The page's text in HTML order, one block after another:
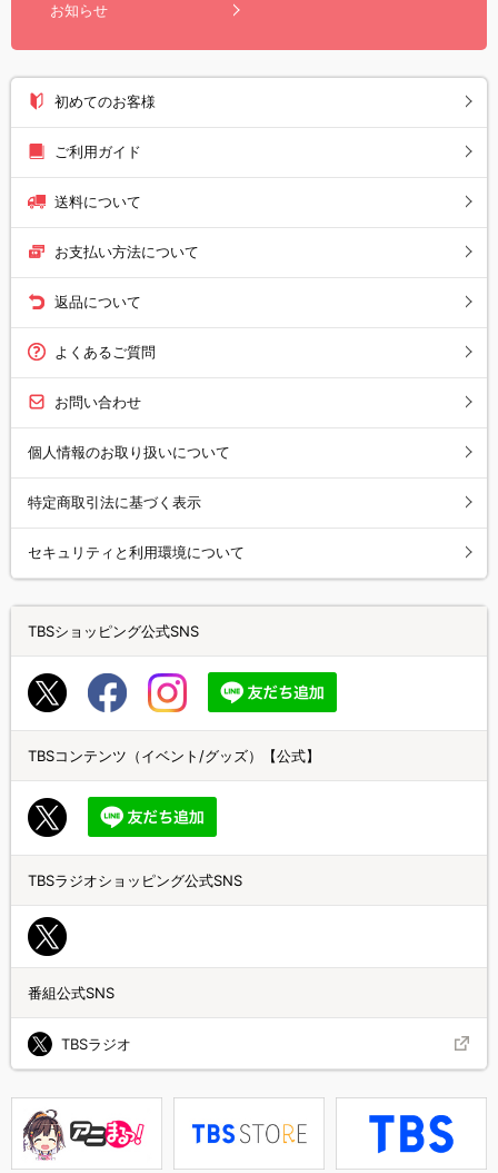
お知らせ
初めてのお客様
ご利用ガイド
送料について
お支払い方法について
返品について
よくあるご質問
お問い合わせ
個人情報のお取り扱いについて
特定商取引法に基づく表示
セキュリティと利用環境について
TBSショッピング公式SNS
TBSコンテンツ（イベント/グッズ）【公式】
TBSラジオショッピング公式SNS
番組公式SNS
TBSラジオ